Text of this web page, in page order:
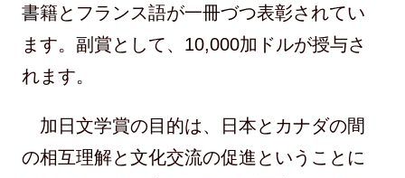
書籍とフランス語が一冊づつ表彰されてい
ます。副賞として、10,000加ドルが授与さ
れます。
加日文学賞の目的は、日本とカナダの間
の相互理解と文化交流の促進ということに